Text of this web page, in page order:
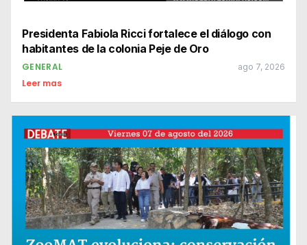
Presidenta Fabiola Ricci fortalece el diálogo con
habitantes de la colonia Peje de Oro
GENERAL ago 7, 2026
Leer mas